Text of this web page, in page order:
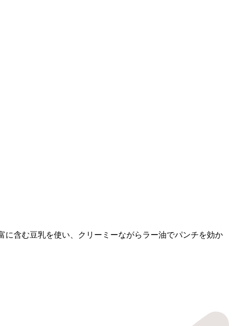
含む豆乳を使い、クリーミーながらラー油でパンチを効か